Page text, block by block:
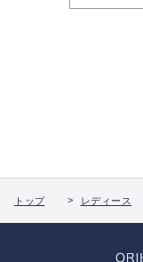
トップ レディース